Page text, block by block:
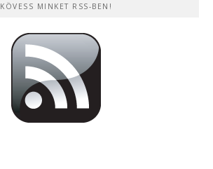
KÖVESS MINKET RSS-BEN!